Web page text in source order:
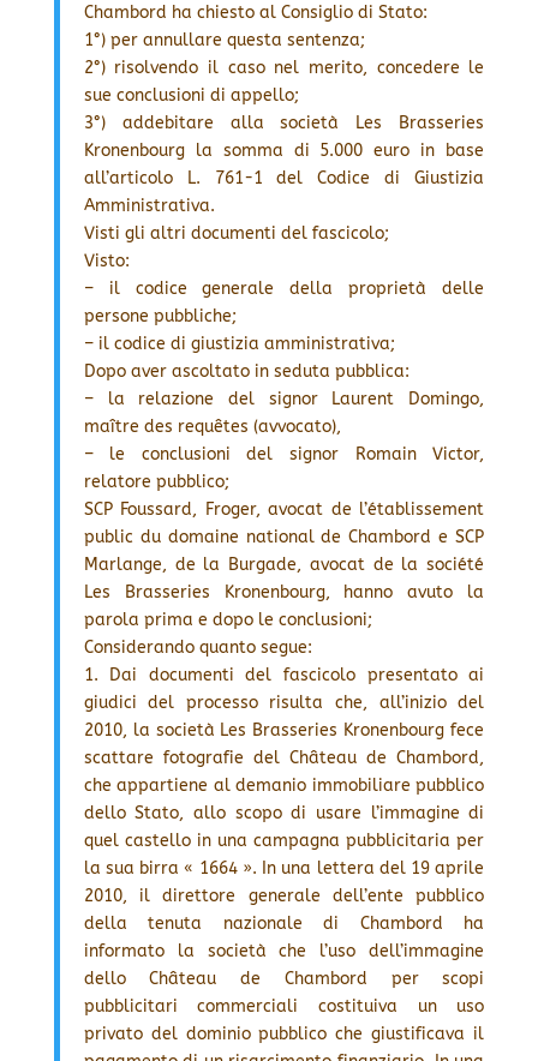
Chambord ha chiesto al Consiglio di Stato:
1°) per annullare questa sentenza;
2°) risolvendo il caso nel merito, concedere le
sue conclusioni di appello;
3°) addebitare alla società Les Brasseries
Kronenbourg la somma di 5.000 euro in base
all’articolo L. 761-1 del Codice di Giustizia
Amministrativa.
Visti gli altri documenti del fascicolo;
Visto:
– il codice generale della proprietà delle
persone pubbliche;
– il codice di giustizia amministrativa;
Dopo aver ascoltato in seduta pubblica:
– la relazione del signor Laurent Domingo,
maître des requêtes (avvocato),
– le conclusioni del signor Romain Victor,
relatore pubblico;
SCP Foussard, Froger, avocat de l’établissement
public du domaine national de Chambord e SCP
Marlange, de la Burgade, avocat de la société
Les Brasseries Kronenbourg, hanno avuto la
parola prima e dopo le conclusioni;
Considerando quanto segue:
1. Dai documenti del fascicolo presentato ai
giudici del processo risulta che, all’inizio del
2010, la società Les Brasseries Kronenbourg fece
scattare fotografie del Château de Chambord,
che appartiene al demanio immobiliare pubblico
dello Stato, allo scopo di usare l’immagine di
quel castello in una campagna pubblicitaria per
la sua birra « 1664 ». In una lettera del 19 aprile
2010, il direttore generale dell’ente pubblico
della tenuta nazionale di Chambord ha
informato la società che l’uso dell’immagine
dello Château de Chambord per scopi
pubblicitari commerciali costituiva un uso
privato del dominio pubblico che giustificava il